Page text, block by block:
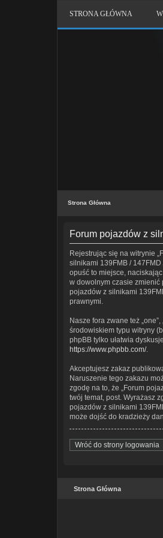
STRONA GŁÓWNA
Strona Główna
Forum pojazdów z
Rejestrując się na witrynie
silnikami 139FMB /
opuść to miejsce,
w dowolnym czasie zmienić
pojazdów z silnikami
prawnymi.
Nasze fora zwane też
środowiskiem typu witryny
phpBB tylko ułatwia
https://www.phpbb.com/.
Akceptujesz zakaz
Naruszenie tego zakazu
zgodę na to, że „Forum
twój temat, post. Wyrażasz
pojazdów z silnikami
może dojść do kradzieży
Wróć do strony logowania
Strona Główna